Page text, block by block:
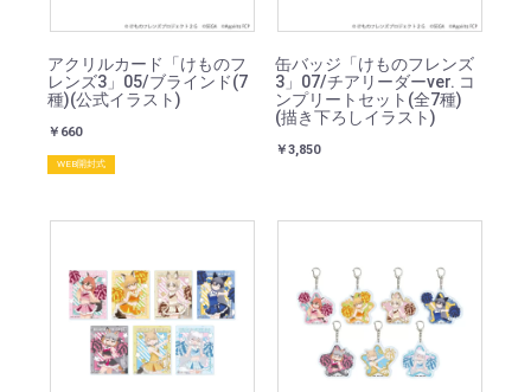
アクリルカード「けものフ
レンズ3」05/ブラインド(7
種)(公式イラスト)
￥660
WEB開封式
缶バッジ「けものフレンズ
3」07/チアリーダーver. コ
ンプリートセット(全7種)
(描き下ろしイラスト)
￥3,850